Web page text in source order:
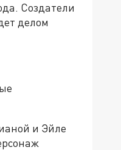
Создатели
делом
и Эйле